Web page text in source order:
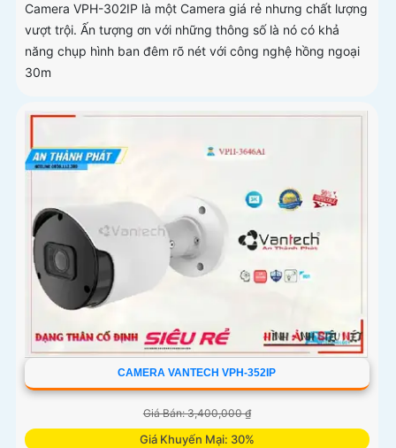
Camera VPH-302IP là một Camera giá rẻ nhưng chất lượng
vượt trội. Ấn tượng ơn với những thông số là nó có khả
năng chụp hình ban đêm rõ nét với công nghệ hồng ngoại
30m
CAMERA VANTECH VPH-352IP
Giá Bán: 3,400,000 ₫
Giá Khuyến Mại: 30%